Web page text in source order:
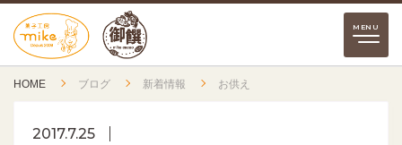
HOME ブログ 新着情報 お供え
2017.7.25